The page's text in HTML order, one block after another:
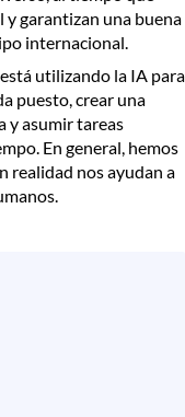
garantizan una buena
internacional.
utilizando la IA para
puesto, crear una
y asumir tareas
En general, hemos
realidad nos ayudan a